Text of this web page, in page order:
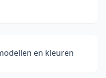
en kleuren